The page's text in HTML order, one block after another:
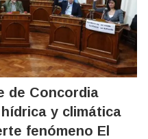
de Concordia
y climática
fenómeno El